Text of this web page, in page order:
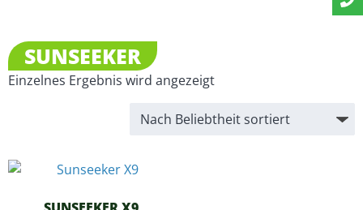
SUNSEEKER
Einzelnes Ergebnis wird angezeigt